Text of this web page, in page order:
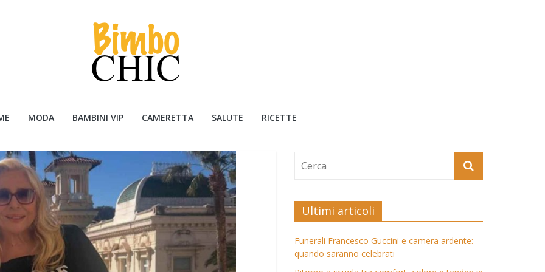
MODA BAMBINI VIP CAMERETTA SALUTE RICETTE
Ultimi articoli
Funerali Francesco Guccini e camera ardente:
quando saranno celebrati